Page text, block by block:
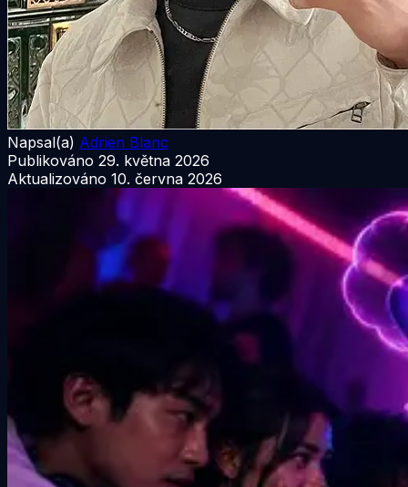
Napsal(a) Adrien Blanc
Publikováno 29. května 2026
Aktualizováno 10. června 2026